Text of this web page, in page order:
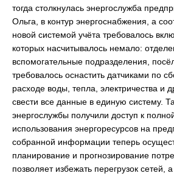
тогда столкнулась энергослужба
Ольга, в контур энергоснабжения, а
новой системой учёта требовалось
которых насчитывалось немало:
вспомогательные подразделения,
требовалось оснастить датчиками по
расходе воды, тепла, электричества и
свести все данные в единую систему.
энергослужбы получили доступ к
использования энергоресурсов на
собранной информации теперь
планирование и прогнозирование
позволяет избежать перегрузок сетей,